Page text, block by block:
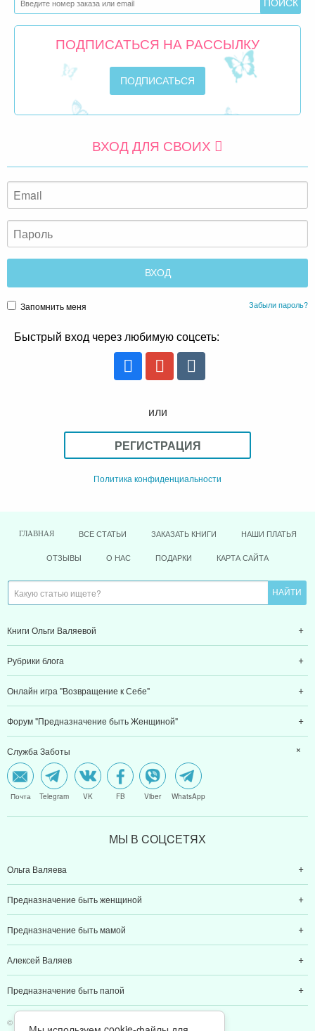
ПОДПИСАТЬСЯ НА РАССЫЛКУ
ВХОД ДЛЯ СВОИХ
Запомнить меня Забыли пароль?
Быстрый вход через любимую соцсеть:
или
РЕГИСТРАЦИЯ
Политика конфиденциальности
ГЛАВНАЯ ВСЕ СТАТЬИ ЗАКАЗАТЬ КНИГИ НАШИ ПЛАТЬЯ
ОТЗЫВЫ О НАС ПОДАРКИ КАРТА САЙТА
Книги Ольги Валяевой
Рубрики блога
Онлайн игра "Возвращение к Себе"
Форум "Предназначение быть Женщиной"
Служба Заботы
Почта Telegram VK FB Viber WhatsApp
МЫ В CОЦCЕТЯХ
Ольга Валяева
Предназначение быть женщиной
Предназначение быть мамой
Алексей Валяев
Предназначение быть папой
© 2011-2026 Предназначение быть Женщиной